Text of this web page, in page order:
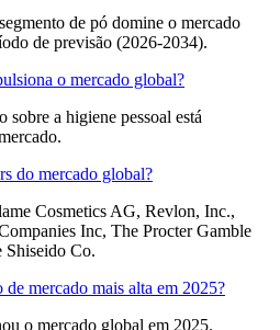
de pó domine o mercado
de previsão (2026-2034).
o mercado global?
sobre a higiene pessoal está
do mercado global?
Cosmetics AG, Revlon, Inc.,
Inc, The Procter Gamble
Shiseido Co.
mercado mais alta em 2025?
o mercado global em 2025.